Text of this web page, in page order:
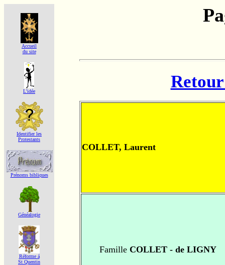
Accueil
du site
L'idée
Identifier les
Protestants
Prénoms bibliques
Généalogie
Réforme á
St Quentin
COLLET, Laurent
Famille COLLET - de LIGNY